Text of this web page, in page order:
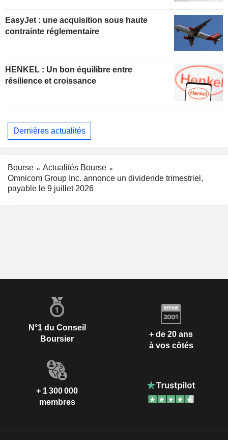
EasyJet : une acquisition sous haute
contrainte réglementaire
HENKEL : Un bon équilibre entre
résilience et croissance
Dernières actualités
Bourse
Actualités Bourse
Omnicom Group Inc. annonce un dividende trimestriel,
payable le 9 juillet 2026
N°1 du Conseil
Boursier
+ de 20 ans
à vos côtés
+ 1 300 000
membres